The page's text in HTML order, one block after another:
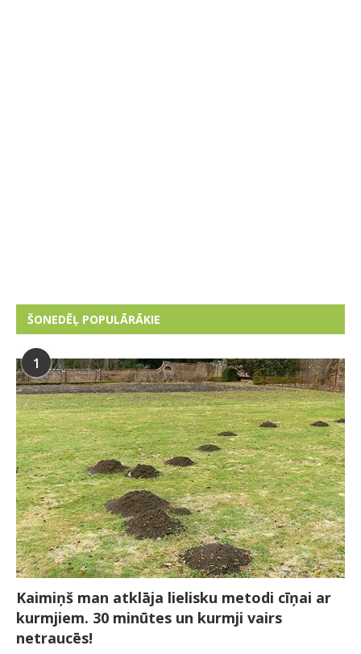
ŠONEDĒĻ POPULĀRĀKIE
1
Kaimiņš man atklāja lielisku metodi cīņai ar
kurmjiem. 30 minūtes un kurmji vairs
netraucēs!